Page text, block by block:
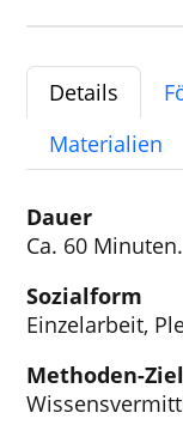
Details
Materialien
Dauer
Ca. 60 Minuten.
Sozialform
Einzelarbeit,
Methoden-